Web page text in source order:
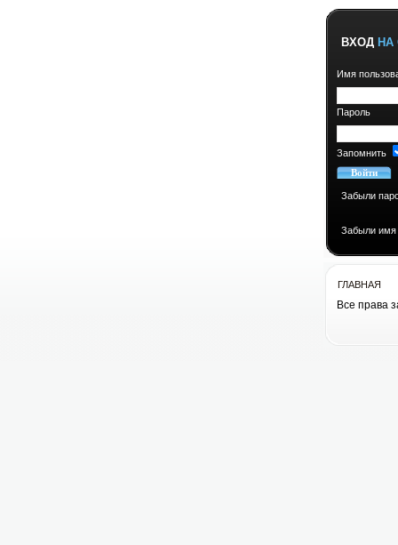
ВХОД НА
Имя
Пароль
Запомнить
Забыли
Забыли имя
ГЛАВНАЯ
Все права